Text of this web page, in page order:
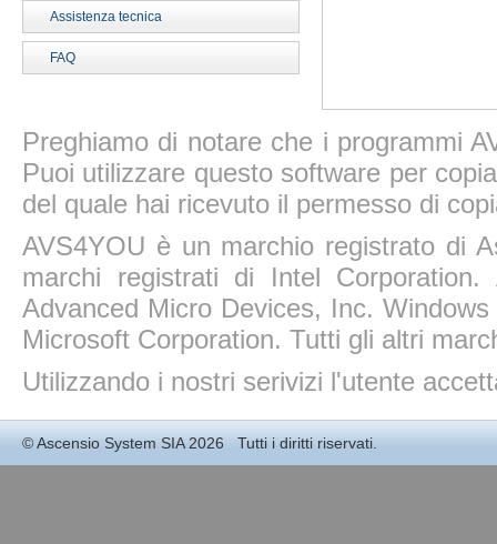
Assistenza tecnica
FAQ
Preghiamo di notare che i programmi
Puoi utilizzare questo software per
del quale hai ricevuto il permesso di
AVS4YOU è un marchio registrato di
marchi registrati di Intel
Advanced Micro Devices, Inc.
Microsoft Corporation. Tutti gli altri
Utilizzando i nostri serivizi l'utente
©Ascensio System SIA2026 Tutti i diritti riservati.